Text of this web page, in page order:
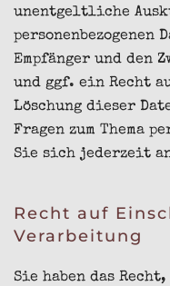
unentgeltliche
personenbezogenen
Empfänger und den
und ggf. ein Recht
Löschung dieser
Fragen zum Thema
Sie sich jederzeit an
Recht auf
Verarbeitung
Sie haben das